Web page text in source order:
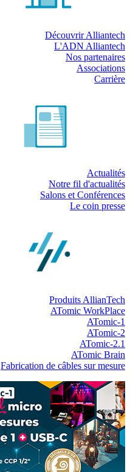
Découvrir Alliantech
L'ADN Alliantech
Nos partenaires
Associations
Carrière
Actualités
Notre fil d'actualités
Salons et Conférences
Le coin presse
Produits AllianTech
ATomic WorkPlace
ATomic-1
ATomic-2
ATomic-2.1
ATomic Brain
Fabrication de câbles sur mesure